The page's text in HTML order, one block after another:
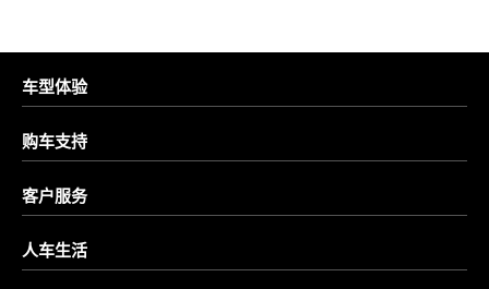
车型体验
购车支持
客户服务
人车生活